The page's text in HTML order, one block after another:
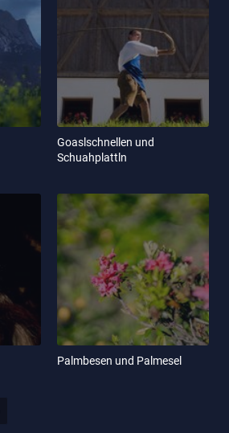
Goaslschnellen und
Schuahplattln
Palmbesen und Palmesel